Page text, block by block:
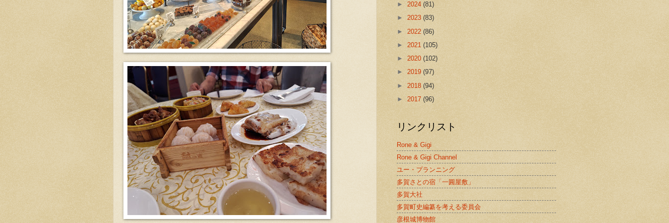
► 2024 (81)
► 2023 (83)
► 2022 (86)
► 2021 (105)
► 2020 (102)
► 2019 (97)
► 2018 (94)
► 2017 (96)
リンクリスト
Rone & Gigi
Rone & Gigi Channel
ユー・プランニング
多賀さとの宿「一圓屋敷」
多賀大社
多賀町史編纂を考える委員会
彦根城博物館